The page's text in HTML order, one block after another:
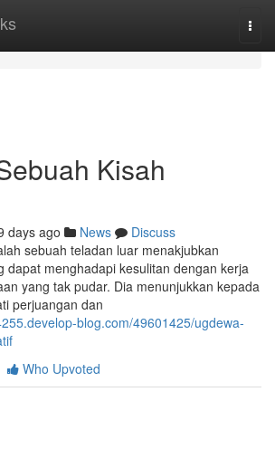
Kisah
days ago News
Discuss
sebuah teladan luar menakjubkan
dapat menghadapi kesulitan dengan kerja
yang tak pudar. Dia menunjukkan kepada
perjuangan dan
blog.com/49601425/ugdewa-
Who Upvoted